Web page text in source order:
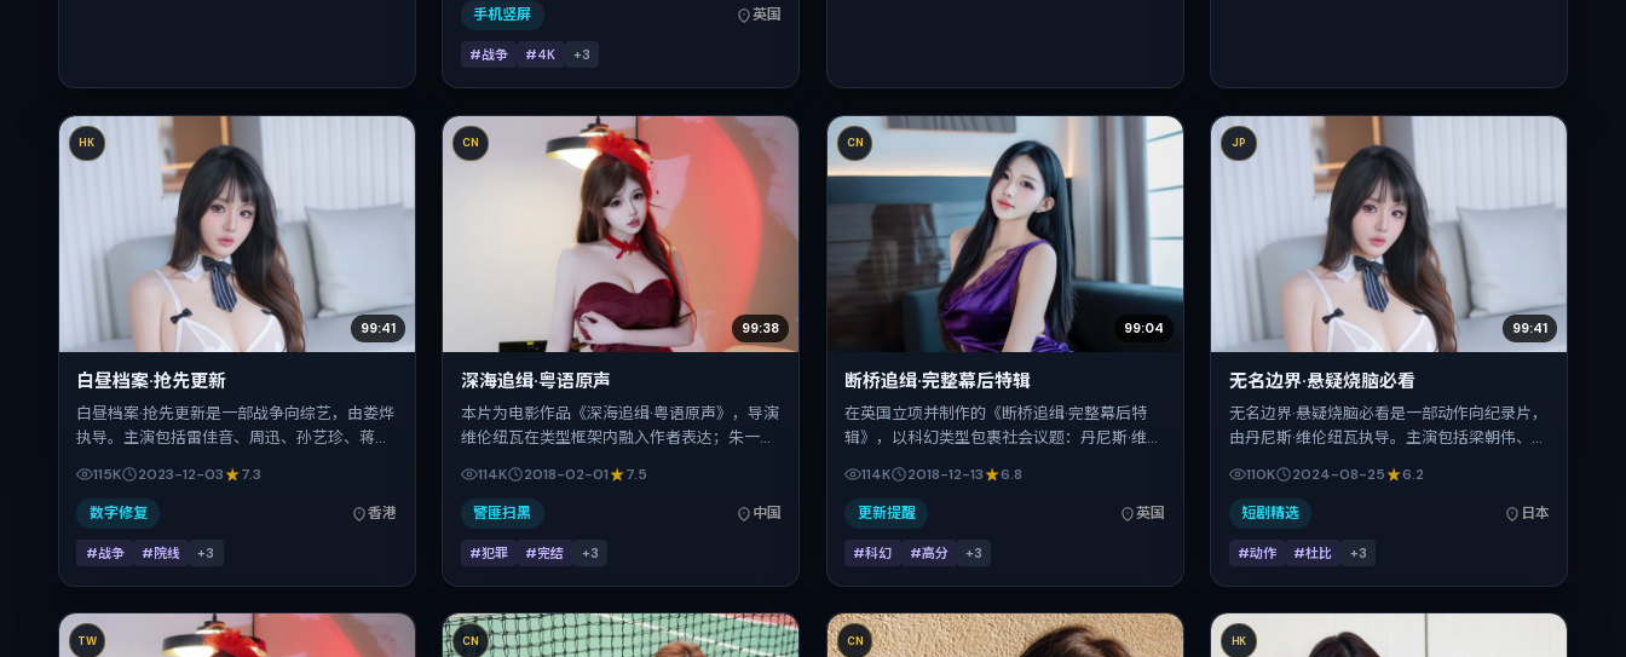
拍摄地与出品背景为英国。上映时间 2023年8
157分钟，节奏张弛有度。
手机竖屏 英国
#战争 #4K +3
HK
99:41
白昼档案·抢先更新
白昼档案·抢先更新是一部战争向综艺，由娄烨
执导。主演包括雷佳音、周迅、孙艺珍、蒋奇
年贺岁档前后与观众见面，首映日期 2023-
12-03，正片时长145分钟。
115K 2023-12-03 7.3
数字修复 香港
#战争 #院线 +3
CN
99:38
深海追缉·粤语原声
本片为电影作品《深海追缉·粤语原声》，导演
维伦纽瓦在类型框架内融入作者表达；朱一
片中承担多重关系线。故事类型为犯罪，主拍
摄地与出品背景为中国大陆。上映时间 2018
119分钟，节奏张弛有度。
114K 2018-02-01 7.5
警匪扫黑 中国
#犯罪 #完结 +3
CN
99:04
断桥追缉·完整幕后特辑
在英国立项并制作的《断桥追缉·完整幕后特
辑》，以科幻类型包裹社会议题：丹尼斯·维伦
吴京、孔刘、松坂桃李、河正宇的对手戏为看
点之一。上映时间：2018-12-13；片长155分
114K 2018-12-13 6.8
更新提醒 英国
#科幻 #高分 +3
JP
99:41
无名边界·悬疑烧脑必看
无名边界·悬疑烧脑必看是一部动作向纪录片，
由丹尼斯·维伦纽瓦执导。主演包括梁朝伟、朱
在日本取景与发行，2024年暑期档与观众见
面，首映日期 2024-08-25，正片时长170分
110K 2024-08-25 6.2
短剧精选 日本
#动作 #杜比 +3
TW CN CN HK